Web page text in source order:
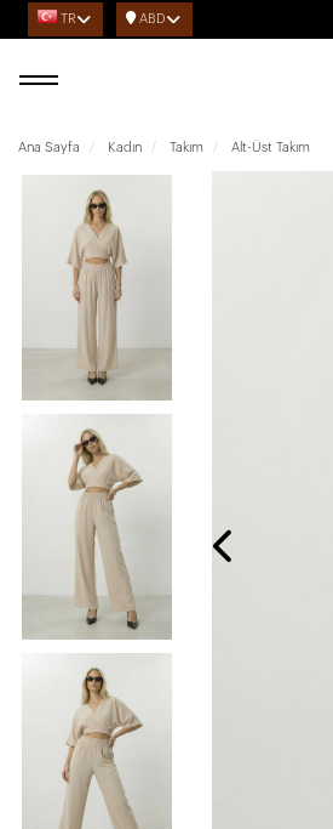
TR ABD
Ana Sayfa Kadın Takım Alt-Üst Takım